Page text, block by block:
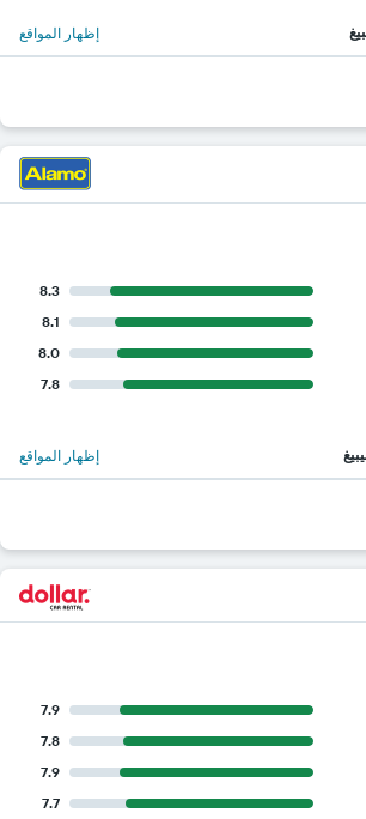
إظهار المواقع
8.3
8.1
8.0
7.8
إظهار المواقع
7.9
7.8
7.9
7.7